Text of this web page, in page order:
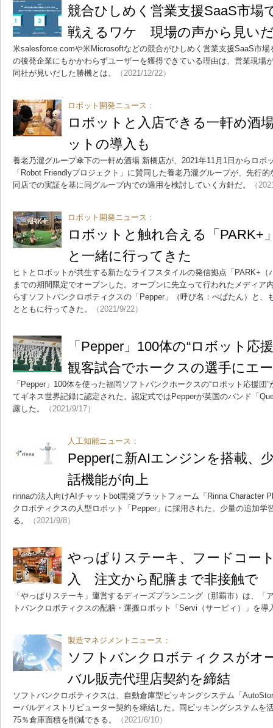
競合ひしめく営業支援SaaS市場
戦えるワケ 現場の声から見い
米salesforce.comや米Microsoftなどの競合がひしめく営業支援SaaS市
の後発企業にもかかわらずユーザーを獲得できている理由は、営業現場
同社が見いだした勝機とは。
（2021/12/22）
ロボット開発ニュース：
ロボットと入店できる一軒め酒
ットの導入も
養老乃瀧グループ傘下の一軒め酒場 新橋店が、2021年11月1日からロボ
「Robot Friendlyプロジェクト」に賛同した養老乃瀧グループが、先行
同店での実証を基に同グループ内での適用を検討していく方針だ。
（
ロボット開発ニュース：
ロボットと触れ合える「PARK+
と一緒に行ってきた
ヒトとロボットが共生する新たなライフスタイルの発信拠点「PARK+（
までの期間限定でオープンした。オープンに先立って行われたメディア
らすソフトバンクロボティクスの「Pepper」（呼び名：ぺぱたん）と、
とともに行ってきた。
（2021/9/22）
「Pepper」100体の“ロボット
観客試合でホークスの選手にエ
「Pepper」100体を使った福岡ソフトバンクホークスの“ロボット応援団
てギネス世界記録に認定された。認定式ではPepperが英国のバンド「
露した。
（2021/9/17）
人工知能ニュース：
Pepperに新AIエンジンを搭載、
話機能が向上
rinnaの法人向けAIチャットbot開発プラットフォーム「Rinna Character
クロボティクスの人型ロボット「Pepper」に採用された。少量の追加学
る。
（2021/9/8）
やっぱりステーキ、フードコー
入 注文から配膳まで非接触で
「やっぱりステーキ」運営するディーズプランニング（那覇市）は、「
トバンクロボティクスの配膳・運搬ロボット「Servi（サービィ）」を導
製造マネジメントニュース：
ソフトバンクロボティクスがオ
バル販売代理店契約を締結
ソフトバンクロボティクスは、自動倉庫型ピッキングシステム「
ーバルディストリビューター契約を締結した。同ピッキングシステムを
75％倉庫面積を削減できる。
（2021/6/10）